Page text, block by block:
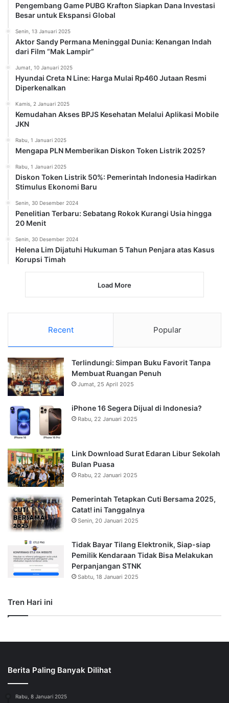
Pengembang Game PUBG Krafton Siapkan Dana Investasi
Besar untuk Ekspansi Global
Senin, 13 Januari 2025
Aktor Sandy Permana Meninggal Dunia: Kenangan Indah
dari Film “Mak Lampir”
Jumat, 10 Januari 2025
Hyundai Creta N Line: Harga Mulai Rp460 Jutaan Resmi
Diperkenalkan
Kamis, 2 Januari 2025
Kemudahan Akses BPJS Kesehatan Melalui Aplikasi Mobile
JKN
Rabu, 1 Januari 2025
Mengapa PLN Memberikan Diskon Token Listrik 2025?
Rabu, 1 Januari 2025
Diskon Token Listrik 50%: Pemerintah Indonesia Hadirkan
Stimulus Ekonomi Baru
Senin, 30 Desember 2024
Penelitian Terbaru: Sebatang Rokok Kurangi Usia hingga
20 Menit
Senin, 30 Desember 2024
Helena Lim Dijatuhi Hukuman 5 Tahun Penjara atas Kasus
Korupsi Timah
Load More
Recent Popular
Terlindungi: Simpan Buku Favorit Tanpa
Membuat Ruangan Penuh
Jumat, 25 April 2025
iPhone 16 Segera Dijual di Indonesia?
Rabu, 22 Januari 2025
Link Download Surat Edaran Libur Sekolah
Bulan Puasa
Rabu, 22 Januari 2025
Pemerintah Tetapkan Cuti Bersama 2025,
Catat! ini Tanggalnya
Senin, 20 Januari 2025
Tidak Bayar Tilang Elektronik, Siap-siap
Pemilik Kendaraan Tidak Bisa Melakukan
Perpanjangan STNK
Sabtu, 18 Januari 2025
Tren Hari ini
Berita Paling Banyak Dilihat
Rabu, 8 Januari 2025